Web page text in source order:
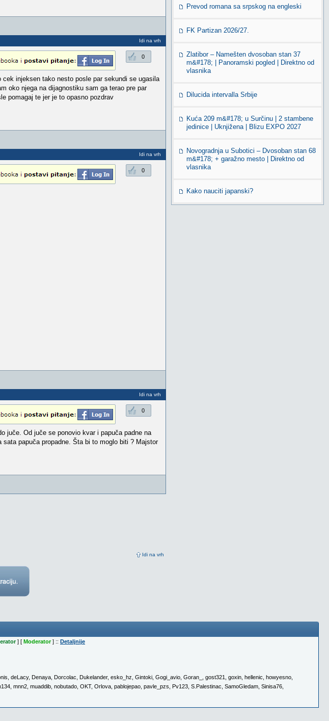
Idi na vrh
Idi na vrh
0
injeksen tako nesto posle par sekundi se ugasila
oko njega na dijagnostiku sam ga terao pre par
pomagaj te jer je to opasno pozdrav
Idi na vrh
0
Idi na vrh
0
juče. Od juče se ponovio kvar i papuča padne na
papuča propadne. Šta bi to moglo biti ? Majstor
Prevod romana sa srpskog na engleski
FK Partizan 2026/27.
Zlatibor – Namešten dvosoban stan 37
m&#178; | Panoramski pogled | Direktno od
vlasnika
Dilucida intervalla Srbije
Kuća 209 m&#178; u Surčinu | 2 stambene
jedinice | Uknjižena | Blizu EXPO 2027
Novogradnja u Subotici – Dvosoban stan 68
m&#178; + garažno mesto | Direktno od
vlasnika
Kako nauciti japanski?
] [ Moderator] :: Detaljnije
deLacy, Denaya Dorcolac Dukelander, esko_hz Gintoki Gogi_avio Goran_ gost321 goxin hellenic howyesno
mnn2 muaddib nobutado OKT, Orlova pablojepao pavle_pzs Pv123 S.Palestinac SamoGledam Sinisa76